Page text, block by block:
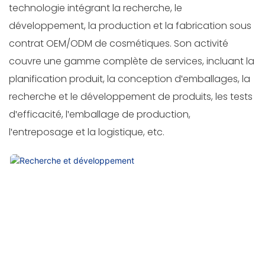
technologie intégrant la recherche, le
développement, la production et la fabrication sous
contrat OEM/ODM de cosmétiques. Son activité
couvre une gamme complète de services, incluant la
planification produit, la conception d'emballages, la
recherche et le développement de produits, les tests
d'efficacité, l'emballage de production,
l'entreposage et la logistique, etc.